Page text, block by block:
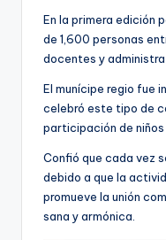
En la primera edición
de 1,600 personas
docentes y
El munícipe regio fue
celebró este tipo de
participación de
Confió que cada vez
debido a que la
promueve la unión
sana y armónica.